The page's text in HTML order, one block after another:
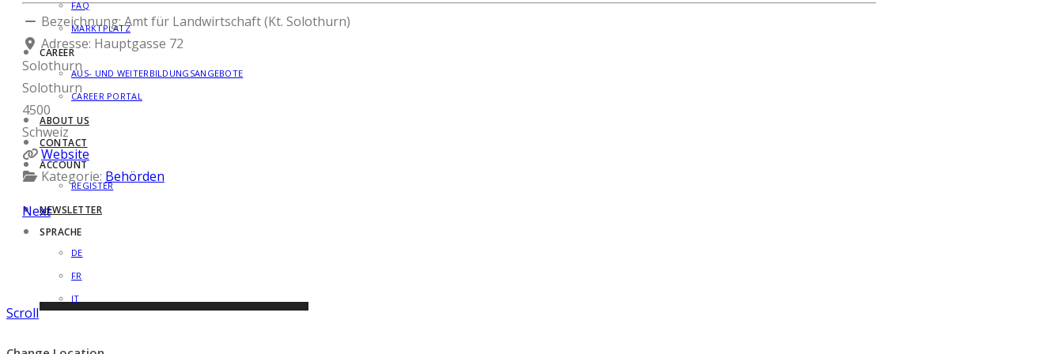
FAQ
MARKTPLATZ
CAREER
AUS- UND WEITERBILDUNGSANGEBOTE
CAREER PORTAL
ABOUT US
CONTACT
ACCOUNT
REGISTER
NEWSLETTER
SPRACHE
DE
FR
IT
Bezeichnung:Amt für Landwirtschaft (Kt. Solothurn)
Adresse: Hauptgasse 72
Solothurn
Solothurn
4500
Schweiz
Website
Kategorie: Behörden
Next
Scroll